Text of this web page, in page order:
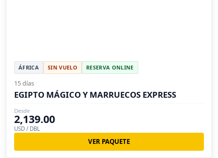
ÁFRICA SIN VUELO RESERVA ONLINE
15 días
EGIPTO MÁGICO Y MARRUECOS EXPRESS
Desde
2,139.00
USD / DBL
VER PAQUETE